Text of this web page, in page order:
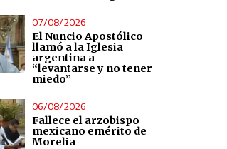
07/08/2026
El Nuncio Apostólico
llamó a la Iglesia
argentina a
“levantarse y no tener
miedo”
06/08/2026
Fallece el arzobispo
mexicano emérito de
Morelia